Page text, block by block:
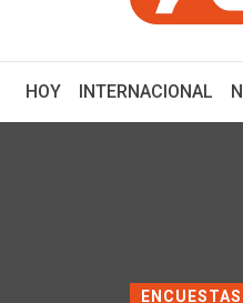
HOY(CURRENT)
INTERNACIONAL
ENCUESTAS